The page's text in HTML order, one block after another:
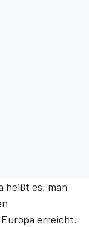
heißt es, man
erreicht.